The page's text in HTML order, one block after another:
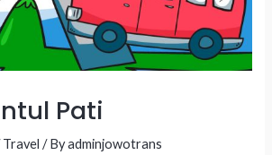
Pati
Travel / Byadminjowotrans